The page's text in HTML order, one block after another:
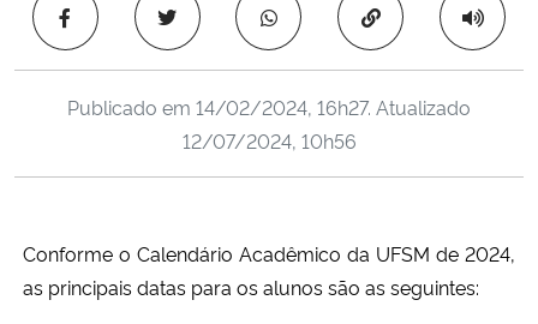
Ministério da Cidadania
Ministério da Saúde
Ministério do Meio Ambiente
Copiar para área
Publicado em 14/02/2024, 16h27. Atualizado
12/07/2024, 10h56
Conforme o Calendário Acadêmico da UFSM de 2024,
as principais datas para os alunos são as seguintes: